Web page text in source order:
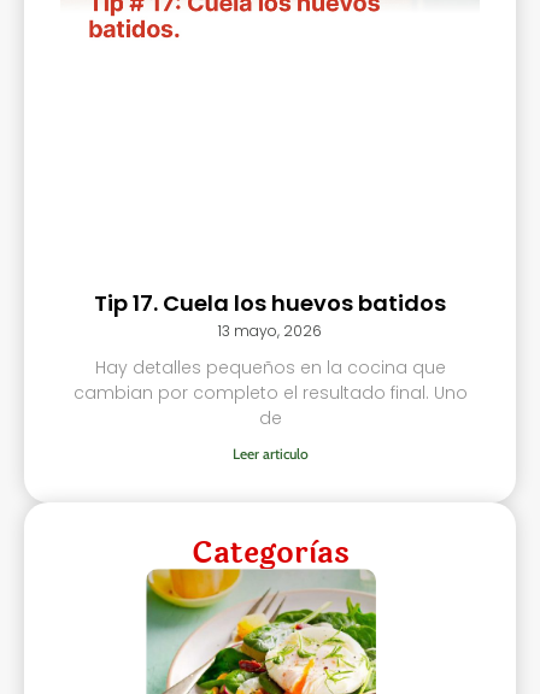
Tip 17. Cuela los huevos batidos
13 mayo, 2026
Hay detalles pequeños en la cocina que
cambian por completo el resultado final. Uno
de
Leer articulo
Categorìas